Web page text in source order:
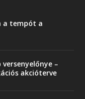
a tempót a
–
akcióterve